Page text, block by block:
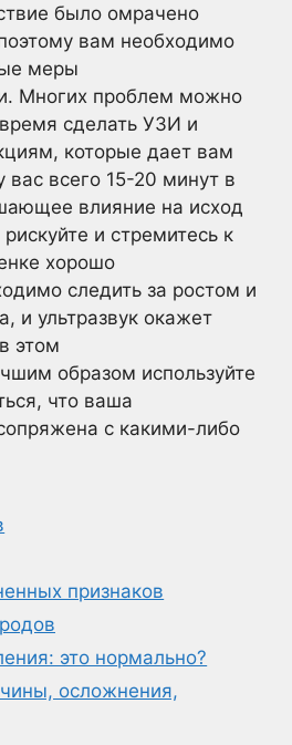
было омрачено
вам необходимо
меры
Многих проблем можно
сделать УЗИ и
которые дает вам
вас всего 15-20 минут в
влияние на исход
и стремитесь к
хорошо
следить за ростом и
и ультразвук окажет
этом
образом используйте
что ваша
с какими-либо
признаков
это нормально?
осложнения,